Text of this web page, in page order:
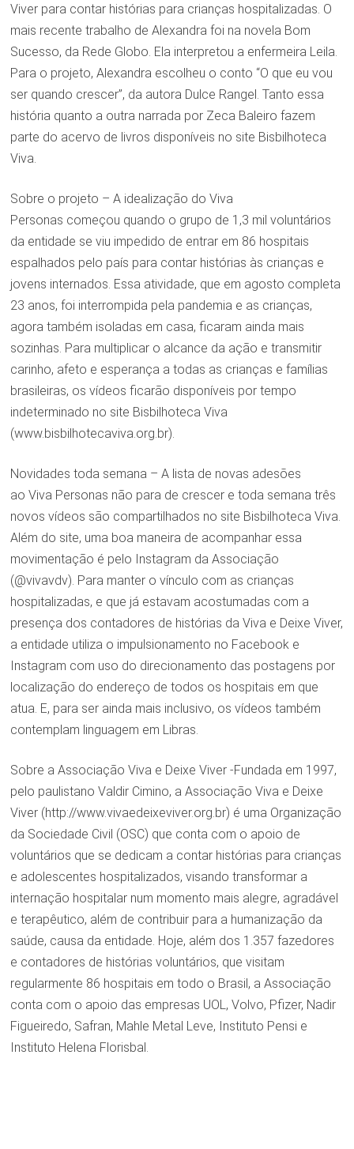
Viver para contar histórias para crianças hospitalizadas. O
mais recente trabalho de Alexandra foi na novela Bom
Sucesso, da Rede Globo. Ela interpretou a enfermeira Leila.
Para o projeto, Alexandra escolheu o conto “O que eu vou
ser quando crescer”, da autora Dulce Rangel. Tanto essa
história quanto a outra narrada por Zeca Baleiro fazem
parte do acervo de livros disponíveis no site Bisbilhoteca
Viva.
Sobre o projeto – A idealização do Viva
Personas começou quando o grupo de 1,3 mil voluntários
da entidade se viu impedido de entrar em 86 hospitais
espalhados pelo país para contar histórias às crianças e
jovens internados. Essa atividade, que em agosto completa
23 anos, foi interrompida pela pandemia e as crianças,
agora também isoladas em casa, ficaram ainda mais
sozinhas. Para multiplicar o alcance da ação e transmitir
carinho, afeto e esperança a todas as crianças e famílias
brasileiras, os vídeos ficarão disponíveis por tempo
indeterminado no site Bisbilhoteca Viva
(www.bisbilhotecaviva.org.br).
Novidades toda semana – A lista de novas adesões
ao Viva Personas não para de crescer e toda semana três
novos vídeos são compartilhados no site Bisbilhoteca Viva.
Além do site, uma boa maneira de acompanhar essa
movimentação é pelo Instagram da Associação
(@vivavdv). Para manter o vínculo com as crianças
hospitalizadas, e que já estavam acostumadas com a
presença dos contadores de histórias da Viva e Deixe Viver,
a entidade utiliza o impulsionamento no Facebook e
Instagram com uso do direcionamento das postagens por
localização do endereço de todos os hospitais em que
atua. E, para ser ainda mais inclusivo, os vídeos também
contemplam linguagem em Libras.
Sobre a Associação Viva e Deixe Viver -Fundada em 1997,
pelo paulistano Valdir Cimino, a Associação Viva e Deixe
Viver (http://www.vivaedeixeviver.org.br) é uma Organização
da Sociedade Civil (OSC) que conta com o apoio de
voluntários que se dedicam a contar histórias para crianças
e adolescentes hospitalizados, visando transformar a
internação hospitalar num momento mais alegre, agradável
e terapêutico, além de contribuir para a humanização da
saúde, causa da entidade. Hoje, além dos 1.357 fazedores
e contadores de histórias voluntários, que visitam
regularmente 86 hospitais em todo o Brasil, a Associação
conta com o apoio das empresas UOL, Volvo, Pfizer, Nadir
Figueiredo, Safran, Mahle Metal Leve, Instituto Pensi e
Instituto Helena Florisbal.